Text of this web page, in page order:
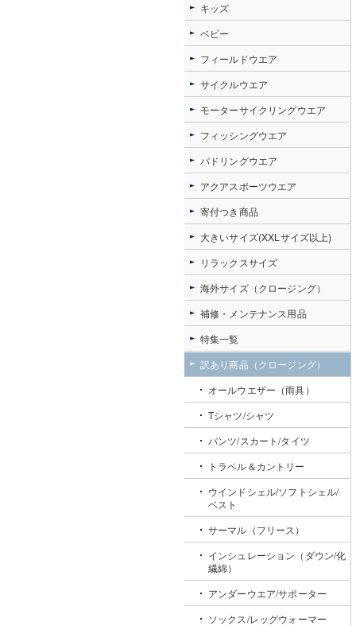
キッズ
ベビー
フィールドウエア
サイクルウエア
モーターサイクリングウエア
フィッシングウエア
パドリングウエア
アクアスポーツウエア
寄付つき商品
大きいサイズ(XXLサイズ以上)
リラックスサイズ
海外サイズ（クロージング）
補修・メンテナンス用品
特集一覧
訳あり商品（クロージング）
オールウエザー（雨具）
Tシャツ/シャツ
パンツ/スカート/タイツ
トラベル＆カントリー
ウインドシェル/ソフトシェル/
ベスト
サーマル（フリース）
インシュレーション（ダウン/化
繊綿）
アンダーウエア/サポーター
ソックス/レッグウォーマー